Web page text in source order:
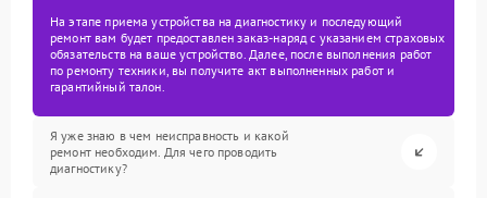
На этапе приема устройства на диагностику и последующий
ремонт вам будет предоставлен заказ-наряд с указанием страховых
обязательств на ваше устройство. Далее, после выполнения работ
по ремонту техники, вы получите акт выполненных работ и
гарантийный талон.
Я уже знаю в чем неисправность и какой
ремонт необходим. Для чего проводить
диагностику?